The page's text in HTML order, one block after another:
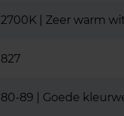
2700K | Zeer warm
827
80-89 | Goede